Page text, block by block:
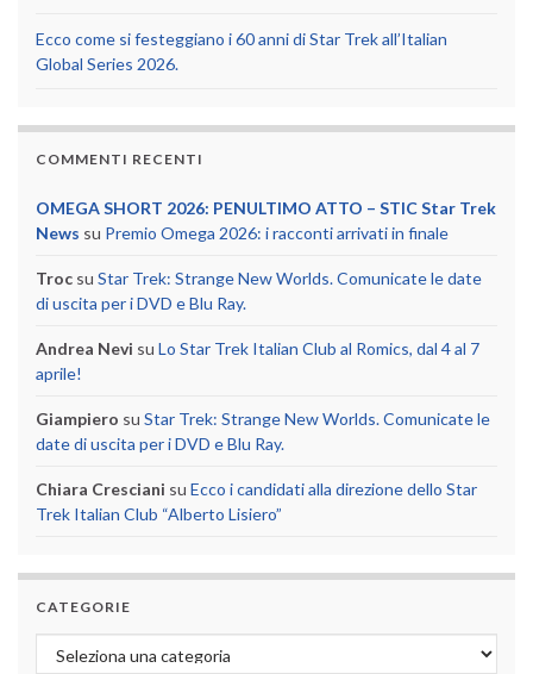
Ecco come si festeggiano i 60 anni di Star Trek all’Italian
Global Series 2026.
COMMENTI RECENTI
OMEGA SHORT 2026: PENULTIMO ATTO – STIC Star Trek
News su Premio Omega 2026: i racconti arrivati in finale
Troc su Star Trek: Strange New Worlds. Comunicate le date
di uscita per i DVD e Blu Ray.
Andrea Nevi su Lo Star Trek Italian Club al Romics, dal 4 al 7
aprile!
Giampiero su Star Trek: Strange New Worlds. Comunicate le
date di uscita per i DVD e Blu Ray.
Chiara Cresciani su Ecco i candidati alla direzione dello Star
Trek Italian Club “Alberto Lisiero”
CATEGORIE
Categorie